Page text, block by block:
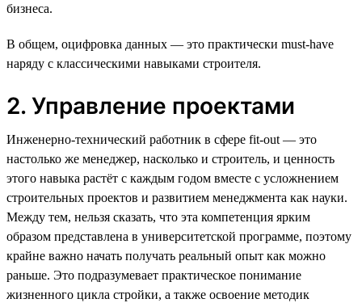
бизнеса.
В общем, оцифровка данных — это практически must-have
наряду с классическими навыками строителя.
2. Управление проектами
Инженерно-технический работник в сфере fit-out — это
настолько же менеджер, насколько и строитель, и ценность
этого навыка растёт с каждым годом вместе с усложнением
строительных проектов и развитием менеджмента как науки.
Между тем, нельзя сказать, что эта компетенция ярким
образом представлена в университетской программе, поэтому
крайне важно начать получать реальный опыт как можно
раньше. Это подразумевает практическое понимание
жизненного цикла стройки, а также освоение методик